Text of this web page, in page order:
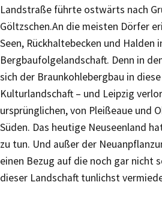
Landstraße führte ostwärts nach
Göltzschen.An die meisten Dörfer
Seen, Rückhaltebecken und Halden
Bergbaufolgelandschaft. Denn in
sich der Braunkohlebergbau in
Kulturlandschaft – und Leipzig
ursprünglichen, von Pleißeaue und
Süden. Das heutige Neuseenland
zu tun. Und außer der
einen Bezug auf die noch gar nicht
dieser Landschaft tunlichst